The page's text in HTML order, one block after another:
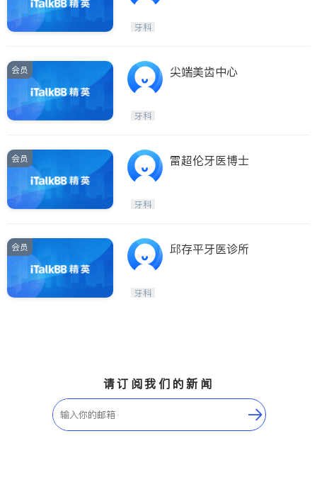
牙科
会员 尖端美齿中心
牙科
会员 雷超伦牙医博士
牙科
会员 邱存平牙医诊所
牙科
请订阅我们的新闻